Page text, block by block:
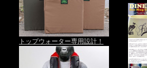
トップウォーター専用設計！